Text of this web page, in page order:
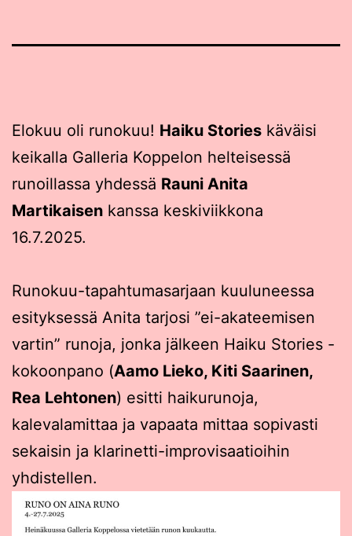
Elokuu oli runokuu! Haiku Stories käväisi
keikalla Galleria Koppelon helteisessä
runoillassa yhdessä Rauni Anita
Martikaisen kanssa keskiviikkona
16.7.2025.
Runokuu-tapahtumasarjaan kuuluneessa
esityksessä Anita tarjosi ”ei-akateemisen
vartin” runoja, jonka jälkeen Haiku Stories -
kokoonpano (Aamo Lieko, Kiti Saarinen,
Rea Lehtonen) esitti haikurunoja,
kalevalamittaa ja vapaata mittaa sopivasti
sekaisin ja klarinetti-improvisaatioihin
yhdistellen.